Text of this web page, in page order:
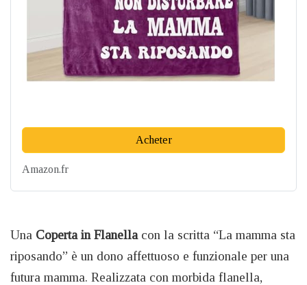
Acheter
Amazon.fr
Una Coperta in Flanella con la scritta “La mamma sta
riposando” è un dono affettuoso e funzionale per una
futura mamma. Realizzata con morbida flanella,